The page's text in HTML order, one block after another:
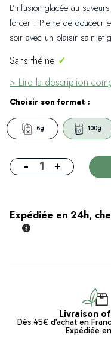
L’infusion glacée au
forcer ! Pleine de douceur
soir avec un plaisir sain et
Sans théine ✓
> Lire la description
Choisir son format :
6g 100g
- +
Expédiée en 24h,
Livraison
Dès 45€ d’achat en
Expédiée